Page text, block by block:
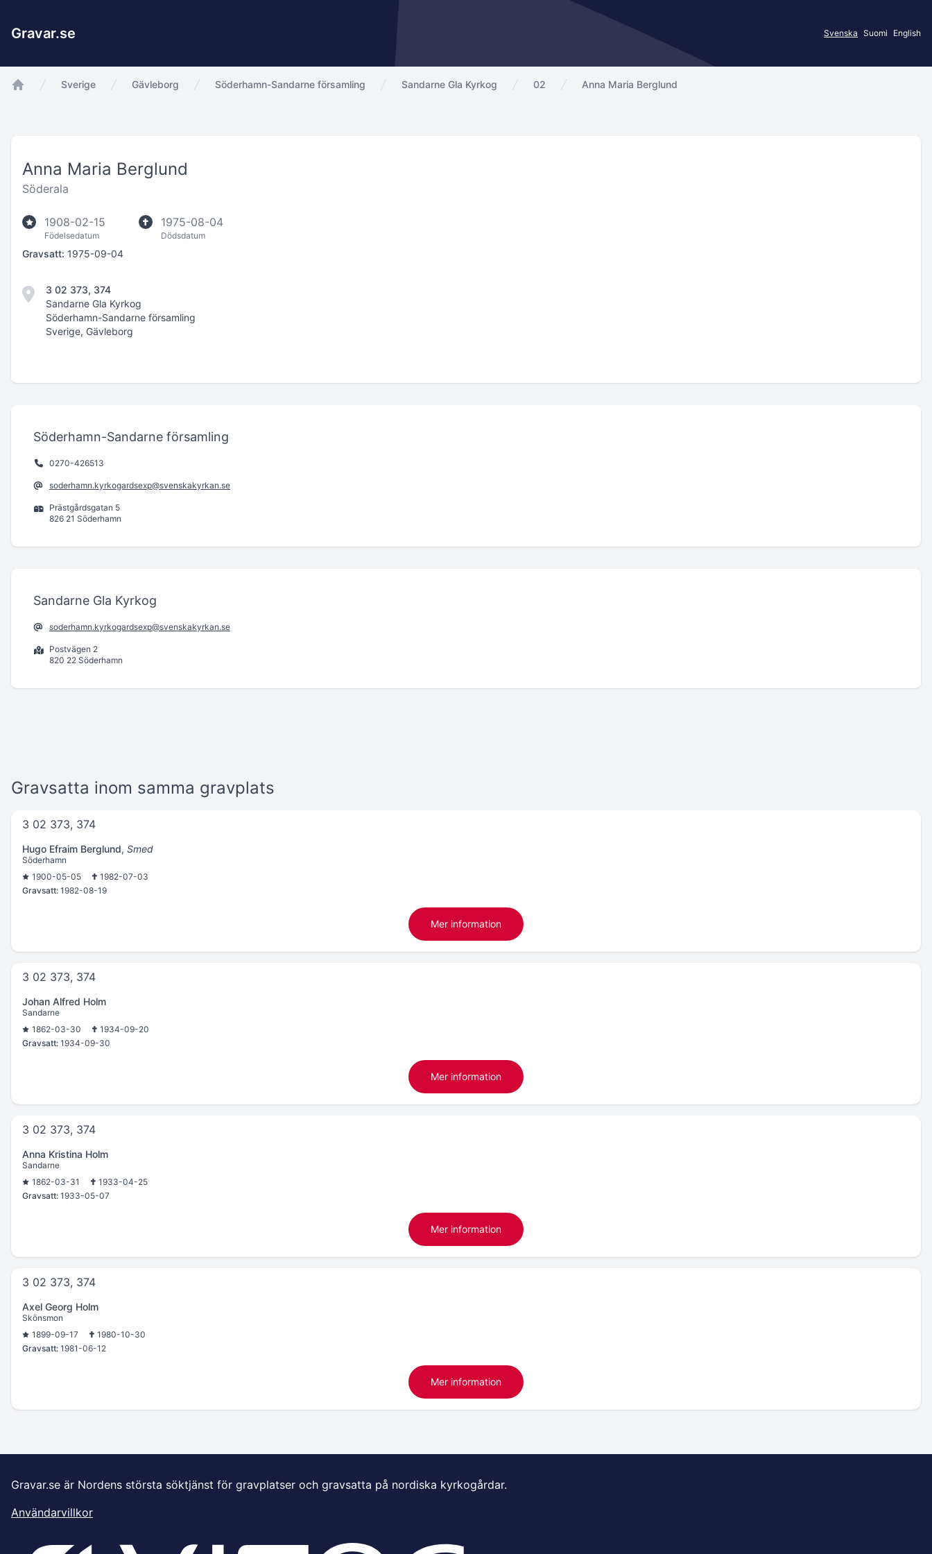
Gravar.se Svenska Suomi English
Sverige Gävleborg Söderhamn-Sandarne församling Sandarne Gla Kyrkog 02 Anna Maria Berglund
Anna Maria Berglund
Söderala
1908-02-15
Födelsedatum
1975-08-04
Dödsdatum
Gravsatt: 1975-09-04
3 02 373, 374
Sandarne Gla Kyrkog
Söderhamn-Sandarne församling
Sverige, Gävleborg
Söderhamn-Sandarne församling
0270-426513
soderhamn.kyrkogardsexp@svenskakyrkan.se
Prästgårdsgatan 5
826 21 Söderhamn
Sandarne Gla Kyrkog
soderhamn.kyrkogardsexp@svenskakyrkan.se
Postvägen 2
820 22 Söderhamn
Gravsatta inom samma gravplats
3 02 373, 374
Hugo Efraim Berglund, Smed
Söderhamn
1900-05-05
1982-07-03
Gravsatt: 1982-08-19
Mer information
3 02 373, 374
Johan Alfred Holm
Sandarne
1862-03-30
1934-09-20
Gravsatt: 1934-09-30
Mer information
3 02 373, 374
Anna Kristina Holm
Sandarne
1862-03-31
1933-04-25
Gravsatt: 1933-05-07
Mer information
3 02 373, 374
Axel Georg Holm
Skönsmon
1899-09-17
1980-10-30
Gravsatt: 1981-06-12
Mer information
Gravar.se är Nordens största söktjänst för gravplatser och gravsatta på nordiska kyrkogårdar.
Användarvillkor